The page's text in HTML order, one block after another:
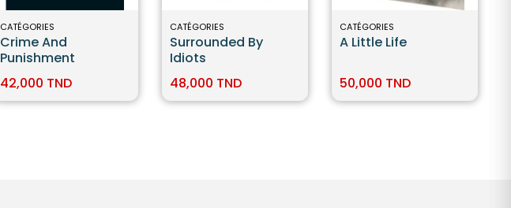
CATÉGORIES
Crime And
Punishment
42,000 TND
CATÉGORIES
Surrounded By
Idiots
48,000 TND
CATÉGORIES
A Little Life
50,000 TND